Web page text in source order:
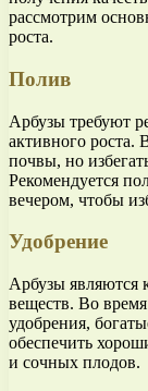
рассмотрим
роста.
Полив
Арбузы требуют
активного роста.
почвы, но
Рекомендуется
вечером, чтобы
Удобрение
Арбузы являются
веществ. Во время
удобрения,
обеспечить
и сочных плодов.